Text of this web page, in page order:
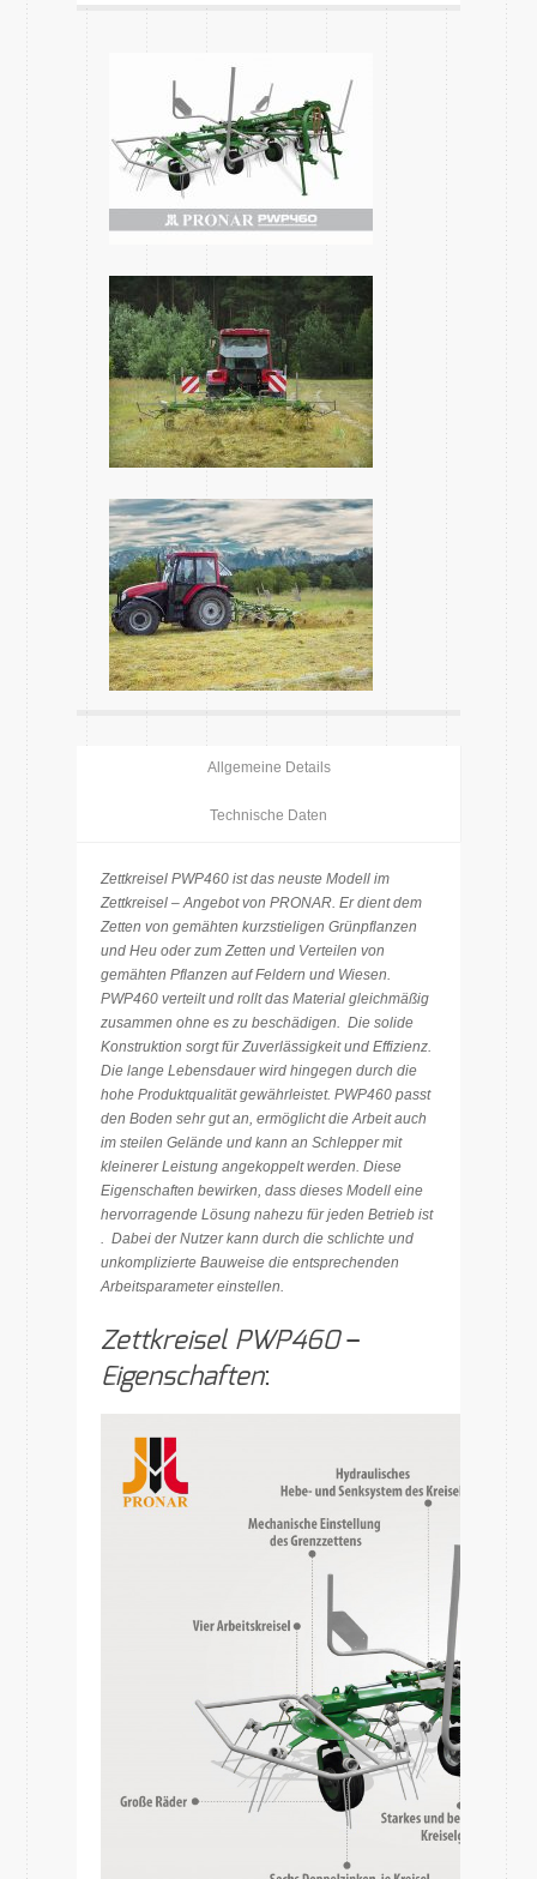
Allgemeine Details
Technische Daten
Zettkreisel PWP460 ist das neuste Modell im
Zettkreisel – Angebot von PRONAR. Erdient dem
Zetten von gemähten kurzstieligen Grünpflanzen
und Heu oder zum Zetten und Verteilen von
gemähten Pflanzen auf Feldern und Wiesen.
PWP460 verteilt und rollt das Material gleichmäßig
zusammen ohne es zu beschädigen. Die solide
Konstruktion sorgt für Zuverlässigkeit und Effizienz.
Die lange Lebensdauer wird hingegen durch die
hohe Produktqualität gewährleistet. PWP460 passt
den Boden sehr gut an, ermöglicht die Arbeit auch
im steilen Gelände und kann an Schlepper mit
kleinerer Leistung angekoppelt werden. Diese
Eigenschaften bewirken, dass dieses Modell eine
hervorragende Lösung nahezu für jeden Betrieb ist
. Dabei der Nutzer kann durch die schlichte und
unkomplizierte Bauweise die entsprechenden
Arbeitsparameter einstellen.
Zettkreisel PWP460–
Eigenschaften: